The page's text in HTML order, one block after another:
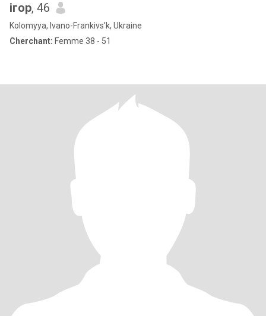
ігор, 46
Kolomyya, Ivano-Frankivs'k, Ukraine
Cherchant: Femme 38 - 51